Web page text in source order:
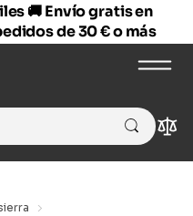
🚚 Envío gratis en
de 30 € o más